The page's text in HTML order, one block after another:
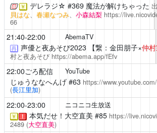
￥ デレラジ☆ #369 魔法が解けちゃった
貝はな、 春瀬なつみ、 小森結梨 https://
66
21:40-22:00 AbemaTV
再 声優と夜あそび2023 【繋：金田朋子×仲
村と夜あそび https://abema.app/fEfv
22:00ごろ配信 YouTube
じゅうななへんげ#63 https://
(長江里加)
22:00-23:00 ニコニコ生放送
￥ ！ 本気だせ！大空直美 #85 https://
2489 (大空直美)